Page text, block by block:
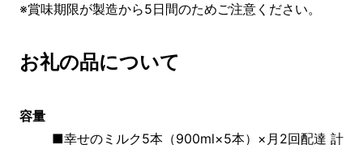
※賞味期限が製造から5日間のためご注意ください。
お礼の品について
容量
■幸せのミルク5本（900ml×5本）×月2回配達 計